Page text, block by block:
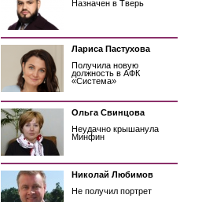
Назначен в Тверь
Лариса Пастухова
Получила новую
должность в АФК
«Система»
Ольга Свинцова
Неудачно крышанула
Минфин
Николай Любимов
Не получил портрет